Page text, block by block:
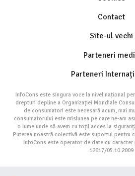
Contact
Site-ul vechi
Parteneri
Parteneri
InfoCons este singura voce la nivel național
drepturi depline a Organizației Mondiale
de consumatori este necesară acum, mai
consumatorului este misiunea pe care ne-am
o lume unde să avem cu toții acces la
Puterea noastră colectivă este suportul pentru
InfoCons este operator de date cu
12617/05.10.2009